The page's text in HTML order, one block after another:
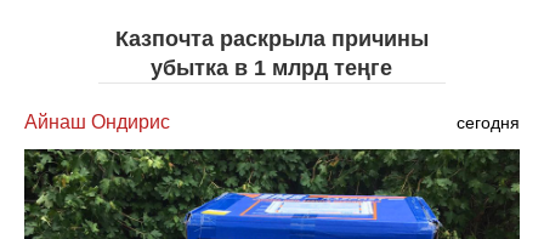
Казпочта раскрыла причины
убытка в 1 млрд теңге
Айнаш Ондирис сегодня